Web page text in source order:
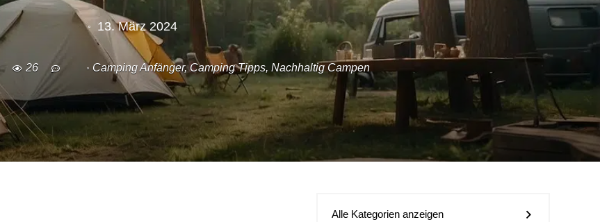
13. März 2024
26 Camping Anfänger,Camping Tipps, Nachhaltig Campen
Alle Kategorien anzeigen